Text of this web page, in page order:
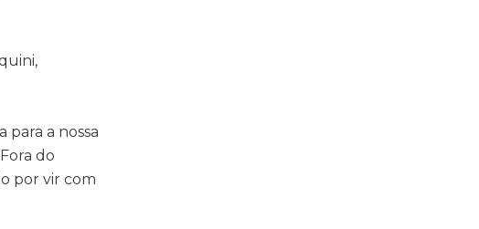
para a nossa
do
por vir com